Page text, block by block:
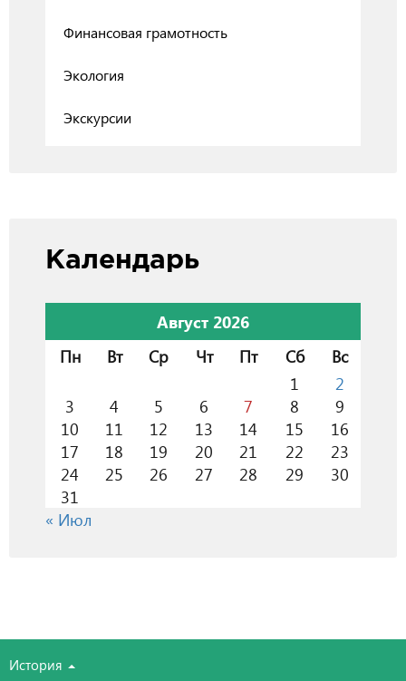
Финансовая грамотность
Экология
Экскурсии
Календарь
Август 2026
Пн
Вт Ср Чт Пт Сб
Вс
1
2
3
4 5 6 7 8
9
10
11 12 13 14 15
16
17
18 19 20 21 22
23
24
25 26 27 28 29
30
31
« Июл
История